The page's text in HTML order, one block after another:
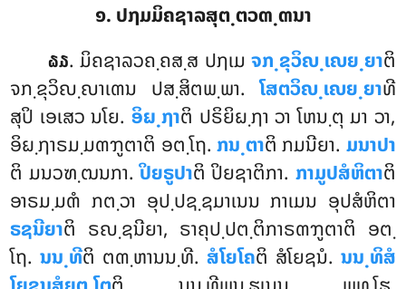
໑. ປຐມມິຄຊາລສຸຕ຺ຕວຓ຺ຓນາ
໖໓. ມິຄຊາລວຄ຺ຄສ຺ສ ປຐເມ ຈກ຺ຂຸວິຎ຺ເຎຍ຺ຍາຕິ
ຈກ຺ຂຸວິຎ຺ຎາເຓນ ປສ຺ສິຕພ຺ພາ.ໂສຕວິຎ຺ເຎຍ຺ຍາທີ
ສຸປິ ເອເສວ ນໂຍ. ອິຏ຺ຐາຕິ ປຣິຍິຏ຺ຐາ ວາ ໂຫນ຺ຕຸມາ ວາ,
ອິຏ຺ຐາຣມ຺ມຓຠູຕາຕິ ອຕ຺ໂຖ. ກນ຺ຕາຕິ ກມນີຍາ. ມນາປາ
ຕິ ມນວຑ຺ຒນກາ.ປິຍຣູປາຕິ ປິຍຊາຕິກາ. ກາມູປສໍຫິຕາຕິ
ອາຣມ຺ມຓໍ ກຕ຺ວາ ອຸປ຺ປຊ຺ຊມາເນນ ກາເມນ ອຸປສໍຫິຕາ
ຣຊນີຍາຕິ ຣຎ຺ຊນີຍາ, ຣາຄຸປ຺ປຕ຺ຕິກາຣຓຠູຕາຕິ ອຕ຺
ໂຖ.ນນ຺ທີຕິ ຕຓ຺ຫານນ຺ທີ. ສໍໂຍໂຄຕິ ສໍໂຍຊນໍ. ນນ຺ທິສໍ